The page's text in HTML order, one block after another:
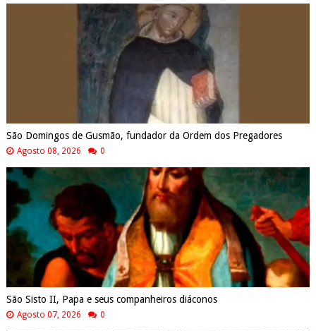
São Domingos de Gusmão, fundador da Ordem dos Pregadores
Agosto 08, 2026 0
São Sisto II, Papa e seus companheiros diáconos
Agosto 07, 2026 0